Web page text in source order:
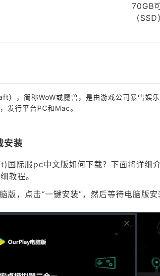
70GB
（SSD
），简称WoW或魔兽，是由游戏公司暴雪娱
发行平台PC和Mac。
正式开始商业化运营。2008年4月，《魔兽
公告表示，遵照网易的下属子公司网之易停
安装
际服pc中文版如何下载？下面将详细
教程。
，点击“一键安装”，然后等待电脑版安